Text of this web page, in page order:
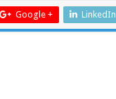
Google + LinkedIn